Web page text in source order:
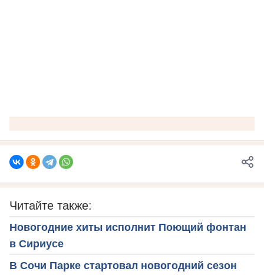
Читайте также:
Новогодние хиты исполнит Поющий фонтан
в Сириусе
В Сочи Парке стартовал новогодний сезон